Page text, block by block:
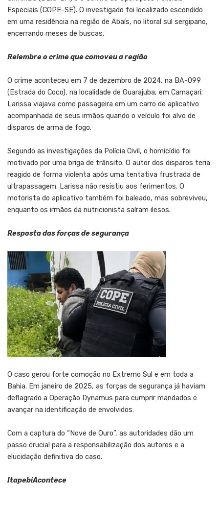
Especiais (COPE-SE). O investigado foi localizado escondido
em uma residência na região de Abaís, no litoral sul sergipano,
encerrando meses de buscas.
Relembre o crime que comoveu a região
O crime aconteceu em 7 de dezembro de 2024, na BA-099
(Estrada do Coco), na localidade de Guarajuba, em Camaçari.
Larissa viajava como passageira em um carro de aplicativo
acompanhada de seus irmãos quando o veículo foi alvo de
disparos de arma de fogo.
Segundo as investigações da Polícia Civil, o homicídio foi
motivado por uma briga de trânsito. O autor dos disparos teria
reagido de forma violenta após uma tentativa frustrada de
ultrapassagem. Larissa não resistiu aos ferimentos. O
motorista do aplicativo também foi baleado, mas sobreviveu,
enquanto os irmãos da nutricionista saíram ilesos.
Resposta das forças de segurança
O caso gerou forte comoção no Extremo Sul e em toda a
Bahia. Em janeiro de 2025, as forças de segurança já haviam
deflagrado a Operação Dynamus para cumprir mandados e
avançar na identificação de envolvidos.
Com a captura do “Nove de Ouro”, as autoridades dão um
passo crucial para a responsabilização dos autores e a
elucidação definitiva do caso.
ItapebiAcontece